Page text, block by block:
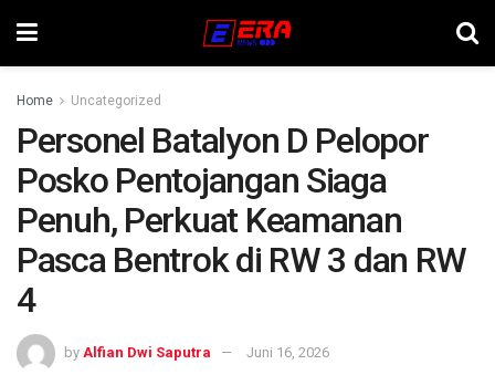
Home Uncategorized
Personel Batalyon D Pelopor
Posko Pentojangan Siaga
Penuh, Perkuat Keamanan
Pasca Bentrok di RW 3 dan RW
4
by Alfian Dwi Saputra Juni 16, 2026